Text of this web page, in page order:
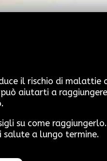
il rischio di malattie
aiutarti a
su come
salute a lungo termine.